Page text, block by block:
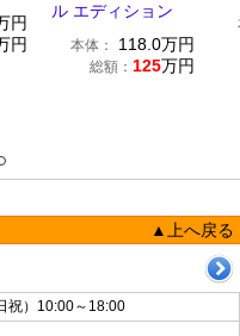
円
円
ル エディション
本体： 118.0万円
総額： 125万円
▲上へ戻る
祝）10:00～18:00